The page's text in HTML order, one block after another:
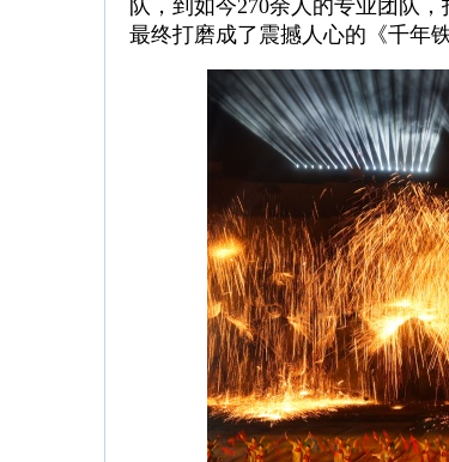
队，到如今270余人的专业团队
最终打磨成了震撼人心的《千年